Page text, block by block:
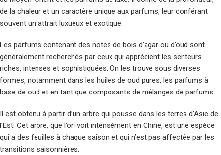
de la chaleur et un caractère unique aux parfums, leur conférant
souvent un attrait luxueux et exotique.
Les parfums contenant des notes de bois d’agar ou d’oud sont
généralement recherchés par ceux qui apprécient les senteurs
riches, intenses et sophistiquées. On les trouve sous diverses
formes, notamment dans les huiles de oud pures, les parfums à
base de oud et en tant que composants de mélanges de parfums.
Il est obtenu à partir d’un arbre qui pousse dans les terres d’Asie de
l’Est. Cet arbre, que l’on voit intensément en Chine, est une espèce
qui a des feuilles à chaque saison et qui n’est pas affectée par les
transitions saisonnières.